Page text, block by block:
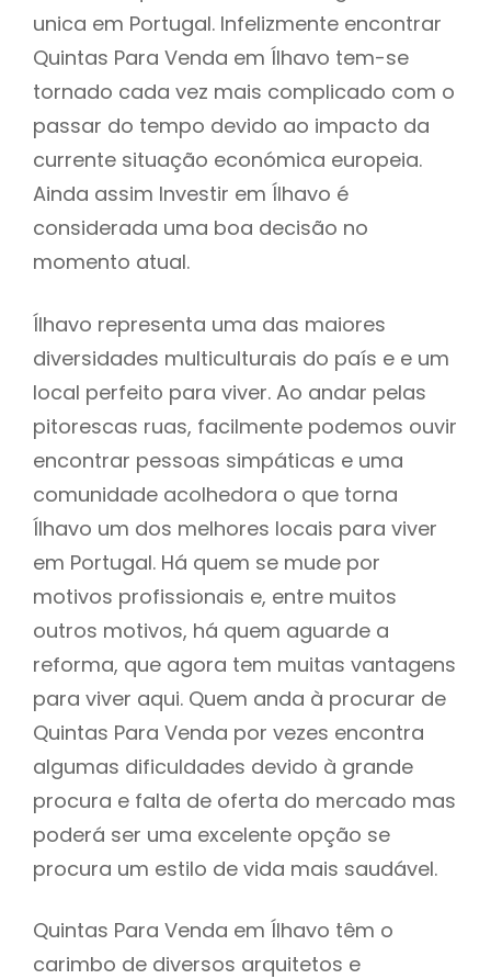
unica em Portugal. Infelizmente encontrar
Quintas Para Venda em Ílhavo tem-se
tornado cada vez mais complicado com o
passar do tempo devido ao impacto da
currente situação económica europeia.
Ainda assim Investir em Ílhavo é
considerada uma boa decisão no
momento atual.
Ílhavo representa uma das maiores
diversidades multiculturais do país e e um
local perfeito para viver. Ao andar pelas
pitorescas ruas, facilmente podemos ouvir
encontrar pessoas simpáticas e uma
comunidade acolhedora o que torna
Ílhavo um dos melhores locais para viver
em Portugal. Há quem se mude por
motivos profissionais e, entre muitos
outros motivos, há quem aguarde a
reforma, que agora tem muitas vantagens
para viver aqui. Quem anda à procurar de
Quintas Para Venda por vezes encontra
algumas dificuldades devido à grande
procura e falta de oferta do mercado mas
poderá ser uma excelente opção se
procura um estilo de vida mais saudável.
Quintas Para Venda em Ílhavo têm o
carimbo de diversos arquitetos e